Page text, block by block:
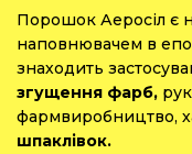
Порошок Аеросіл є
наповнювачем в
знаходить
згущення фарб,
фармвиробництво,
шпаклівок.